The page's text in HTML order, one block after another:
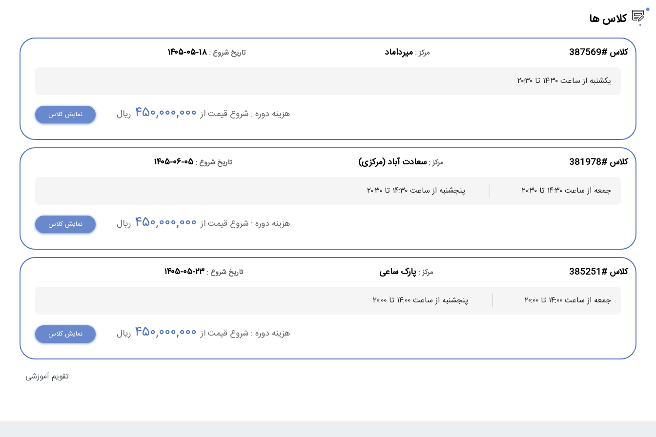
شرکت‌های بسیاری هنگام انتخاب مدیر در بخش‌های مختلف مدیریتی خود، حتما افرادی را که گواهینامه بین‌المللی دوره آموزشی
چرا باید در دورهMBAشرکت کنیم؟
کلاس ها
کلاس #387569 مرکز : میرداماد تاریخ شروع :۱۸-۰۵-۱۴۰۵
یکشنبه از ساعت ۱۴:۳۰ تا ۲۰:۳۰
هزینه دوره : شروع قیمت از۴۵۰,۰۰۰,۰۰۰ ریال نمایش کلاس
کلاس #381978 مرکز :سعادت آباد (مرکزی) تاریخ شروع : ۰۵-۰۶-۱۴۰۵
جمعه از ساعت ۱۴:۳۰ تا ۲۰:۳۰ پنجشنبه از ساعت ۱۴:۳۰ تا ۲۰:۳۰
هزینه دوره : شروع قیمت از۴۵۰,۰۰۰,۰۰۰ ریال نمایش کلاس
کلاس #385251 مرکز :پارک ساعی تاریخ شروع : ۲۳-۰۵-۱۴۰۵
جمعه از ساعت ۱۴:۰۰ تا ۲۰:۰۰ پنجشنبه از ساعت ۱۴:۰۰ تا ۲۰:۰۰
هزینه دوره : شروع قیمت از۴۵۰,۰۰۰,۰۰۰ ریال نمایش کلاس
تقویم آموزشی